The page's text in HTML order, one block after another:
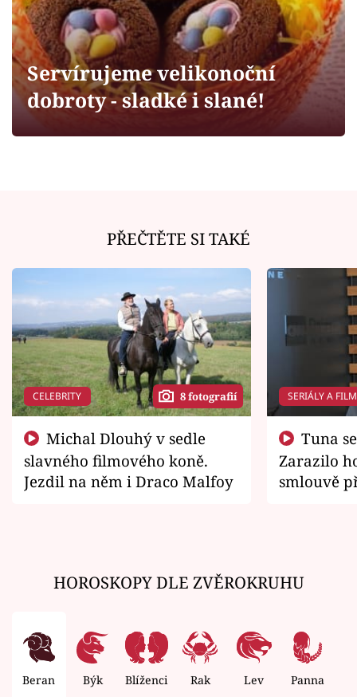
Sledujte prima+
Filmový festival Karlovy Vary
Sledujte nás
Servírujeme velikonoční
dobroty - sladké i slané!
PŘEČTĚTE SI TAKÉ
CELEBRITY 8 fotografií
slavného filmového koně.
Jezdil na něm i Draco Malfoy
SERIÁLY A
Zarazilo
smlouvě
HOROSKOPY DLE ZVĚROKRUHU
Beran Býk Blíženci Rak Lev Panna